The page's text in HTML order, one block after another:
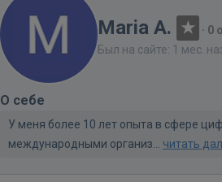
Maria A. · 0
Был на сайте: 1 мес.
О себе
У меня более 10 лет опыта в сфере
международными организ... читать